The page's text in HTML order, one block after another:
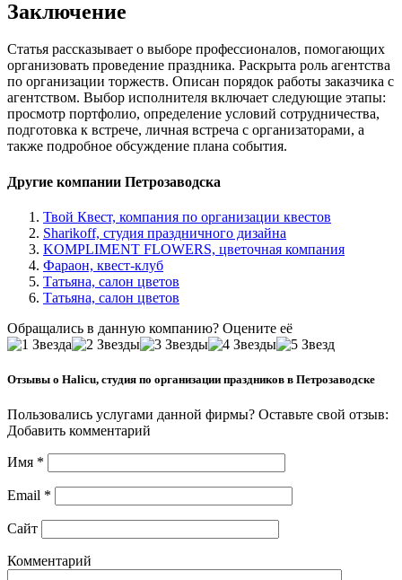
Заключение
Статья рассказывает о выборе профессионалов, помогающих
организовать проведение праздника. Раскрыта роль агентства
по организации торжеств. Описан порядок работы заказчика с
агентством. Выбор исполнителя включает следующие этапы:
просмотр портфолио, определение условий сотрудничества,
подготовка к встрече, личная встреча с организаторами, а
также подробное обсуждение плана события.
Другие компании Петрозаводска
Твой Квест, компания по организации квестов
Sharikoff, студия праздничного дизайна
KOMPLIMENT FLOWERS, цветочная компания
Фараон, квест-клуб
Татьяна, салон цветов
Татьяна, салон цветов
Обращались в данную компанию? Оцените её
Отзывы о Halicu, студия по организации праздников в Петрозаводске
Пользовались услугами данной фирмы? Оставьте свой отзыв:
Добавить комментарий
Имя *
Email *
Сайт
Комментарий